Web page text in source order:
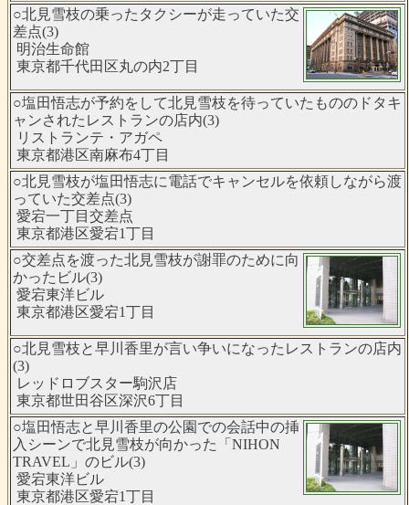
○北見雪枝の乗ったタクシーが走っていた交
差点(3)
明治生命館
東京都千代田区丸の内2丁目
○塩田悟志が予約をして北見雪枝を待っていたもののドタキ
ャンされたレストランの店内(3)
リストランテ・アガペ
東京都港区南麻布4丁目
○北見雪枝が塩田悟志に電話でキャンセルを依頼しながら渡
っていた交差点(3)
愛宕一丁目交差点
東京都港区愛宕1丁目
○交差点を渡った北見雪枝が謝罪のために向
かったビル(3)
愛宕東洋ビル
東京都港区愛宕1丁目
○北見雪枝と早川香里が言い争いになったレストランの店内
(3)
レッドロブスター駒沢店
東京都世田谷区深沢6丁目
○塩田悟志と早川香里の公園での会話中の挿
入シーンで北見雪枝が向かった「NIHON
TRAVEL」のビル(3)
愛宕東洋ビル
東京都港区愛宕1丁目